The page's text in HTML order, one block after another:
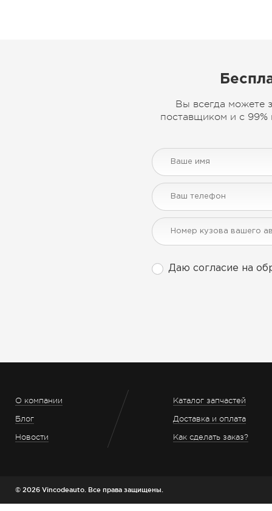
Вы всегда можете
поставщиком и с 99%
Даю согласие на
О компании
Блог
Новости
Каталог запчастей
Доставка и оплата
Как сделать заказ?
© 2026 Vincodeauto. Все права защищены.